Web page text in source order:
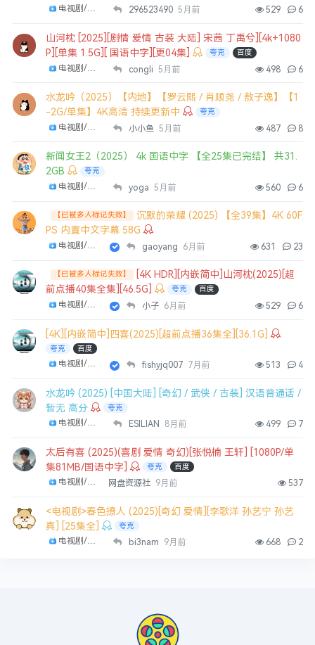
电视剧/剧集 296523490 5月前 529 6
山河枕 [2025][剧情 爱情 古装 大陆] 宋茜 丁禹兮][4k+1080
P][单集 1.5G][ 国语中字][更04集]
夸克 百度
congli 5月前 498 6
水龙吟（2025）【内地】【罗云熙 / 肖顺尧 / 敖子逸】【1
-2G/单集】4K高清 持续更新中
夸克
小小鱼 5月前 487 8
新闻女王2（2025） 4k 国语中字 【全25集已完结】 共31.
2GB
夸克
yoga 5月前 560 6
【已被多人标记失效】
沉默的荣耀 (2025) 【全39集】4K 60F
PS 内置中文字幕 58G
电视剧/剧集 gaoyang 6月前 631 23
【已被多人标记失效】
[4K HDR][内嵌简中]山河枕(2025)[超
前点播40集全集][46.5G]
夸克 百度
电视剧/剧集 小子 6月前 529 6
[4K][内嵌简中]四喜(2025)[超前点播36集全][36.1G]
夸克 百度
电视剧/剧集 fishyjq007 7月前 513 4
水龙吟 (2025) [中国大陆] [奇幻 / 武侠 / 古装] 汉语普通话 /
暂无 高分
夸克
电视剧/剧集 ESILIAN 8月前 499 7
太后有喜 (2025)(喜剧 爱情 奇幻)[张悦楠 王轩] [1080P/单
集81MB/国语中字]
夸克 百度
电视剧/剧集 网盘资源社 9月前 537
<电视剧>春色撩人 (2025)[奇幻 爱情][李歌洋 孙艺宁 孙艺
真] [25集全]
夸克
电视剧/剧集 bi3nam 9月前 668 2